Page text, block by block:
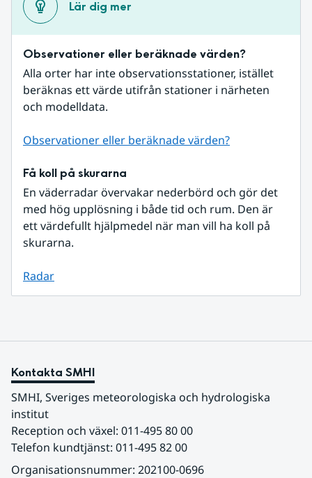
Lär dig mer
Observationer eller beräknade värden?
Alla orter har inte observationsstationer, istället
beräknas ett värde utifrån stationer i närheten
och modelldata.
Observationer eller beräknade värden?
Få koll på skurarna
En väderradar övervakar nederbörd och gör det
med hög upplösning i både tid och rum. Den är
ett värdefullt hjälpmedel när man vill ha koll på
skurarna.
Radar
Kontakta SMHI
SMHI, Sveriges meteorologiska och hydrologiska
institut
Reception och växel: 011-495 80 00
Telefon kundtjänst: 011-495 82 00
Organisationsnummer: 202100-0696